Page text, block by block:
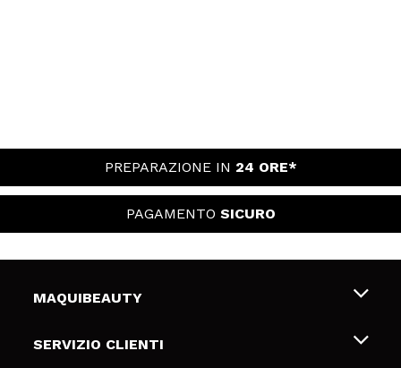
PREPARAZIONE IN 24 ORE*
PAGAMENTO SICURO
MAQUIBEAUTY
Chi siamo
SERVIZIO CLIENTI